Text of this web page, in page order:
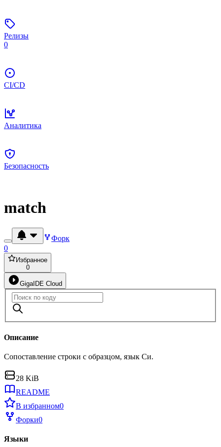
Релизы
0
CI/CD
Аналитика
Безопасность
match
Форк
0
Избранное
0
GigaIDE Cloud
Описание
Сопоставление строки с образцом, язык Си.
28 KiB
README
В избранном0
Форки0
Языки